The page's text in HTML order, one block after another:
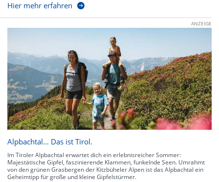
Hier mehr erfahren
ANZEIGE
Alpbachtal… Das ist Tirol.
Im Tiroler Alpbachtal erwartet dich ein erlebnisreicher Sommer:
Majestätische Gipfel, faszinierende Klammen, funkelnde Seen. Umrahmt
von den grünen Grasbergen der Kitzbüheler Alpen ist das Alpbachtal ein
Geheimtipp für große und kleine Gipfelstürmer.